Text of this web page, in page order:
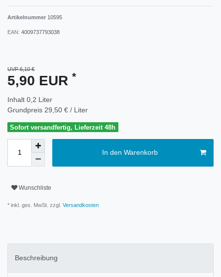
Artikelnummer 10595
EAN: 4009737793038
UVP 6,10 €
5,90 EUR *
Inhalt 0,2 Liter
Grundpreis 29,50 € / Liter
Sofort versandfertig, Lieferzeit 48h
In den Warenkorb
Wunschliste
* inkl. ges. MwSt. zzgl. Versandkosten
Beschreibung